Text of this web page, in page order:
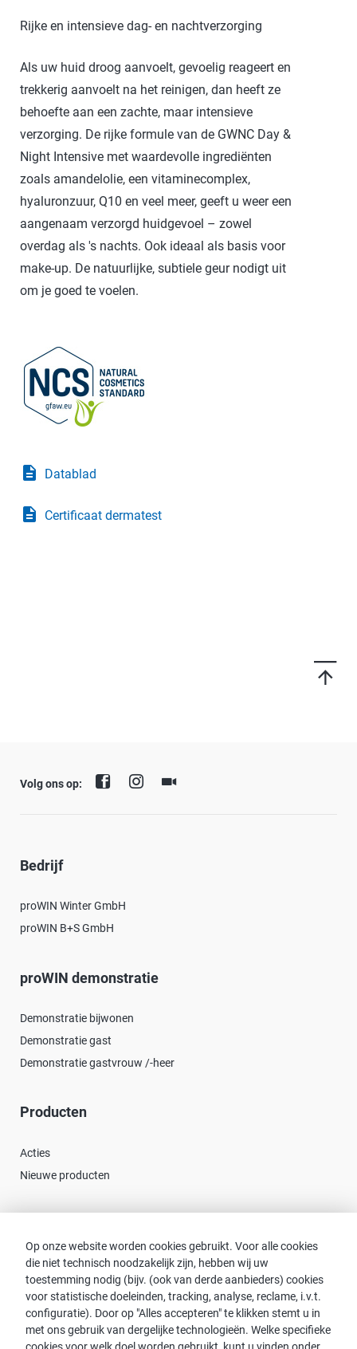
Rijke en intensieve dag- en nachtverzorging
Als uw huid droog aanvoelt, gevoelig reageert en
trekkerig aanvoelt na het reinigen, dan heeft ze
behoefte aan een zachte, maar intensieve
verzorging. De rijke formule van de GWNC Day &
Night Intensive met waardevolle ingrediënten
zoals amandelolie, een vitaminecomplex,
hyaluronzuur, Q10 en veel meer, geeft u weer een
aangenaam verzorgd huidgevoel – zowel
overdag als 's nachts. Ook ideaal als basis voor
make-up. De natuurlijke, subtiele geur nodigt uit
om je goed te voelen.
description Datablad
description Certificaat dermatest
Op onze website worden cookies gebruikt. Voor alle cookies
die niet technisch noodzakelijk zijn, hebben wij uw
toestemming nodig (bijv. (ook van derde aanbieders) cookies
voor statistische doeleinden, tracking, analyse, reclame, i.v.t.
configuratie). Door op "Alles accepteren" te klikken stemt u in
met ons gebruik van dergelijke technologieën. Welke specifieke
Volg ons op:
Bedrijf
proWIN Winter GmbH
proWIN B+S GmbH
proWIN demonstratie
Demonstratie bijwonen
Demonstratie gast
Demonstratie gastvrouw /-heer
Producten
Acties
Nieuwe producten
Consulent zoeken
Contact met proWIN
Service-FAQ